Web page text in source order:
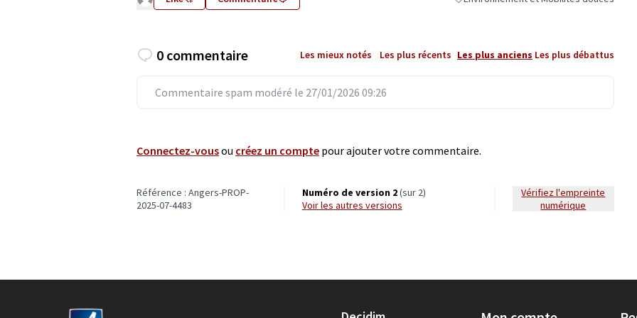
Filtrer les résultats de la catégorie :
0 commentaire Les mieux notés Les plus récents Les plus anciens Les plus débattus
Commentaire spam modéré le 27/01/2026 09:26
Connectez-vousou créez un compte pour ajouter votre commentaire.
Référence : Angers-PROP-
2025-07-4483
Numéro de version 2(sur 2)
voir les autres versions
Vérifiez l'empreinte
numérique